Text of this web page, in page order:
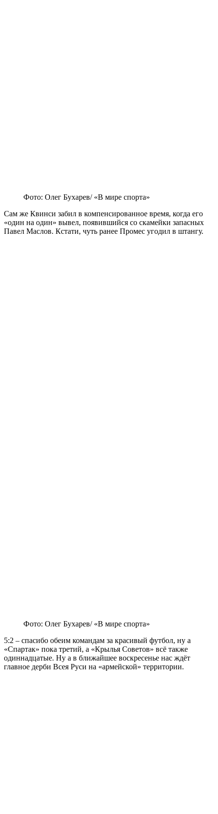
Фото: Олег Бухарев/ «В мире спорта»
Сам же Квинси забил в компенсированное время, когда его
«один на один» вывел, появившийся со скамейки запасных
Павел Маслов. Кстати, чуть ранее Промес угодил в штангу.
Фото: Олег Бухарев/ «В мире спорта»
5:2 – спасибо обеим командам за красивый футбол, ну а
«Спартак» пока третий, а «Крылья Советов» всё также
одиннадцатые. Ну а в ближайшее воскресенье нас ждёт
главное дерби Всея Руси на «армейской» территории.